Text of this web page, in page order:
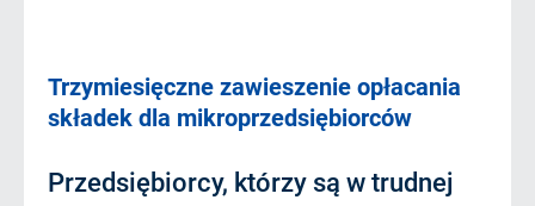
Trzymiesięczne zawieszenie opłacania
składek dla mikroprzedsiębiorców
Przedsiębiorcy, którzy są w trudnej